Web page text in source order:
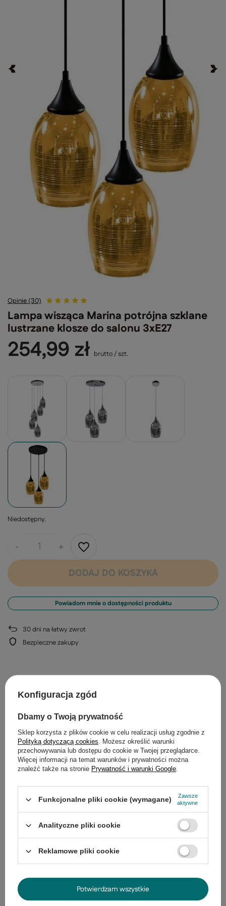
Opinie (30)
Lampa wisząca Marina potrójna szklane
lustrzane klosze do salonu 3xE27
Niedostępny
254,99 zł brutto/szt.
- +
DODAJ DO KOSZYKA
Powiadom mnie o dostępności produktu
30dni na łatwy zwrot
Bezpieczne zakupy
Opis
Szczegółowe dane
Do pobrania
Gwarancja
(0)
Zadaj pytanie a my odpowiemy
niezwłocznie, najciekawsze pytania i
odpowiedzi publikując dla innych.
Zadaj pytanie
Konfiguracja zgód
Dbamy o Twoją prywatność
Sklep korzysta z plików cookie w celu realizacji usług zgodnie z
Polityką dotyczącą cookies. Możesz określić warunki
przechowywania lub dostępu do cookie w Twojej przeglądarce.
Więcej informacji na temat warunków i prywatności można
znaleźć także na stronie Prywatność i warunki Google.
Funkcjonalne pliki cookie (wymagane)
Zawsze
aktywne
Analityczne pliki cookie
Reklamowe pliki cookie
Potwierdzam wszystkie